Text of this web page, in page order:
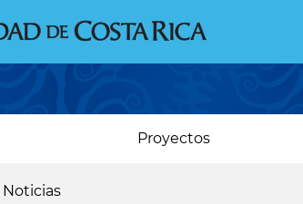
Proyectos
Noticias